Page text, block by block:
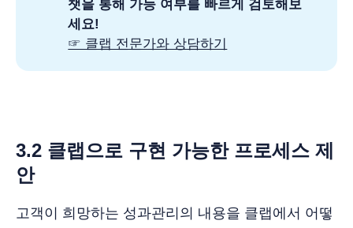
챗을 통해 가능 여부를 빠르게 검토해보
세요!
☞ 클랩 전문가와 상담하기
3.2 클랩으로 구현 가능한 프로세스 제
안
고객이 희망하는 성과관리의 내용을 클랩에서 어떻